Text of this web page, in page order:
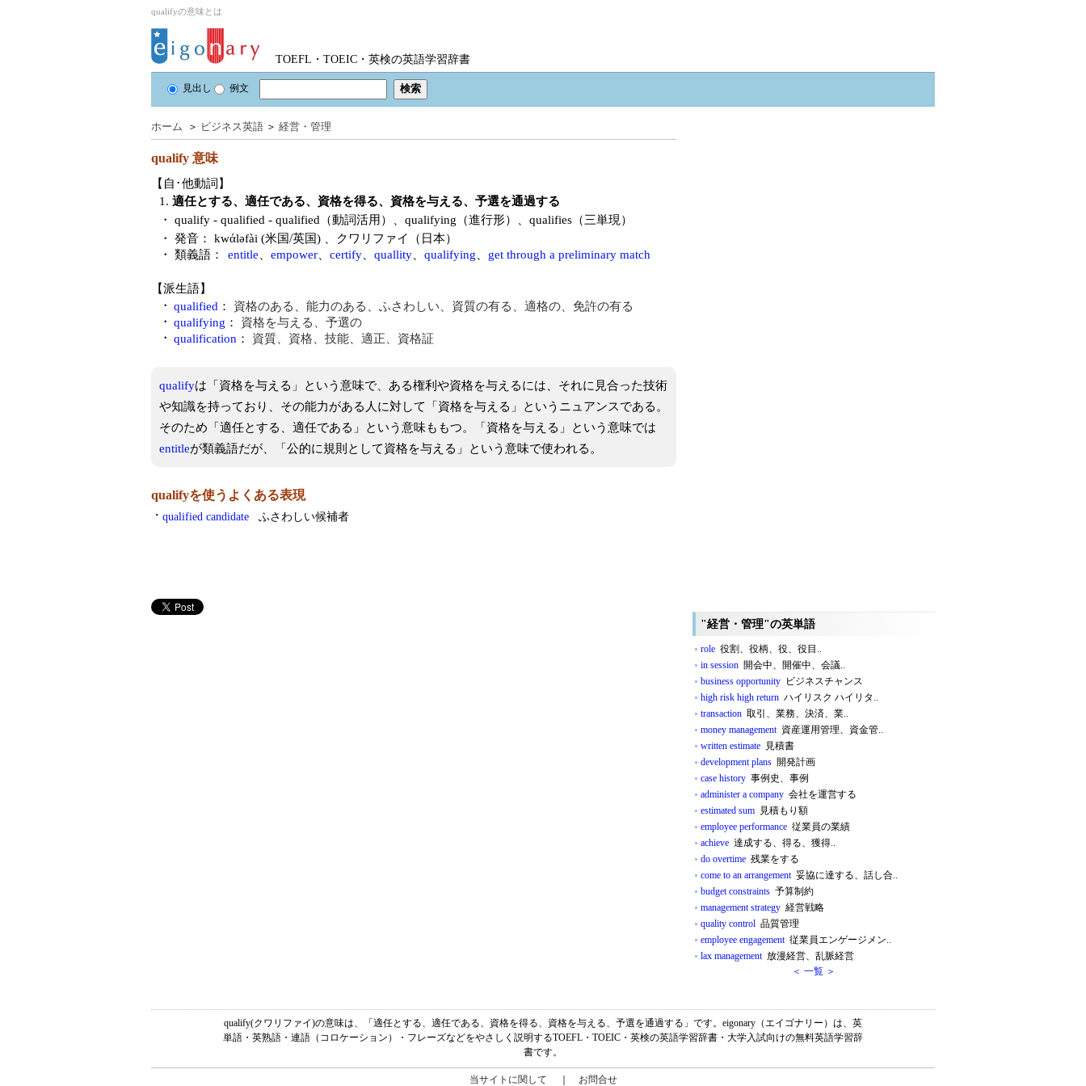
qualifyの意味とは
TOEFL・TOEIC・英検の英語学習辞書
見出し 例文
ホーム ＞ ビジネス英語 ＞ 経営・管理
qualify 意味
【自･他動詞】
1. 適任とする、適任である、資格を得る、資格を与える、予選を通過する
・ qualify - qualified - qualified（動詞活用）、qualifying（進行形）、qualifies（三単現）
・ 発音：
kwάləfài (米国/英国)
、クワリファイ（日本）
・ 類義語：
entitle empower certify quallity qualifying get through a preliminary match
【派生語】
・ qualified ：
資格のある、能力のある、ふさわしい、資質の有る、適格の、免許の有る
・ qualifying ：
資格を与える、予選の
・ qualification ： 資質、資格、技能、適正、資格証
qualifyは「資格を与える」という意味で、ある権利や資格を与えるには、それに見合った技術
や知識を持っており、その能力がある人に対して「資格を与える」というニュアンスである。
そのため「適任とする、適任である」という意味ももつ。「資格を与える」という意味では
entitleが類義語だが、「公的に規則として資格を与える」という意味で使われる。
qualifyを使うよくある表現
・ qualified candidate ふさわしい候補者
"経営・管理"の英単語
role 役割、役柄、役、役目..
in session 開会中、開催中、会議..
business opportunity ビジネスチャンス
high risk high return ハイリスク ハイリタ..
transaction 取引、業務、決済、業..
money management資産運用管理、資金管..
written estimate 見積書
development plans 開発計画
case history 事例史、事例
administer a company 会社を運営する
estimated sum 見積もり額
employee performance 従業員の業績
achieve 達成する、得る、獲得..
do overtime 残業をする
come to an arrangement妥協に達する、話し合..
budget constraints 予算制約
management strategy 経営戦略
quality control 品質管理
employee engagement従業員エンゲージメン..
lax management放漫経営、乱脈経営
＜ 一覧 ＞
qualify(クワリファイ)の意味は、「適任とする、適任である、資格を得る、資格を与える、予選を通過する」です。eigonary（エイゴナリー）は、英
単語・英熟語・連語（コロケーション）・フレーズなどをやさしく説明するTOEFL・TOEIC・英検の英語学習辞書・大学入試向けの無料英語学習辞
書です。
当サイトに関して お問合せ